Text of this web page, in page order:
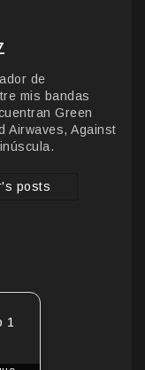
de
mis bandas
Green
Airwaves, Against
posts